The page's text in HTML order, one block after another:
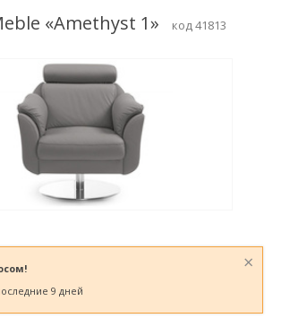
«Amethyst 1» код 41813
×
9 дней